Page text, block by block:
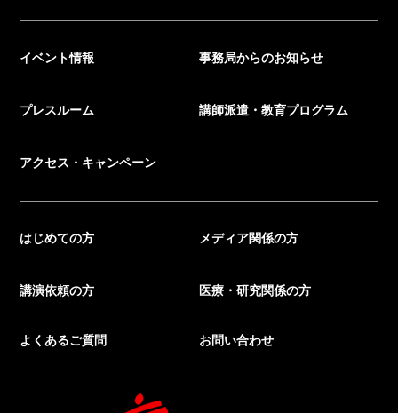
イベント情報 事務局からのお知らせ
プレスルーム 講師派遣・教育プログラム
アクセス・キャンペーン
はじめての方 メディア関係の方
講演依頼の方 医療・研究関係の方
よくあるご質問 お問い合わせ